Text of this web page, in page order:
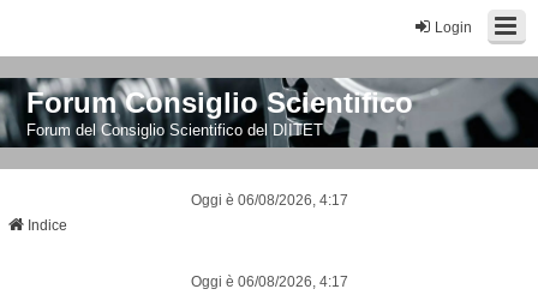
Login
Forum Consiglio Scientifico
Forum del Consiglio Scientifico del DIITET
Oggi è 06/08/2026, 4:17
Indice
Oggi è 06/08/2026, 4:17